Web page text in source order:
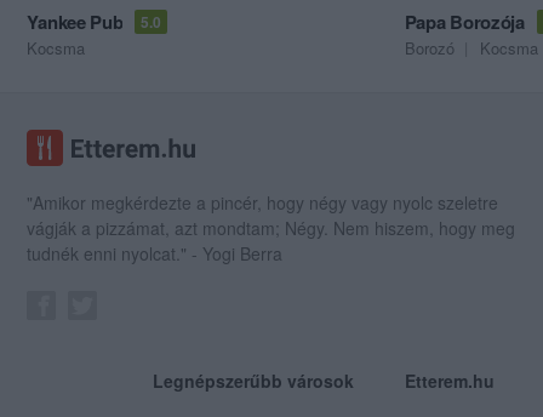
Yankee Pub 5.0
Kocsma
Papa Borozója
Borozó Kocsma
"Amikor megkérdezte a pincér, hogy négy vagy nyolc szeletre
vágják a pizzámat, azt mondtam; Négy. Nem hiszem, hogy meg
tudnék enni nyolcat." - Yogi Berra
Legnépszerűbb városok Etterem.hu